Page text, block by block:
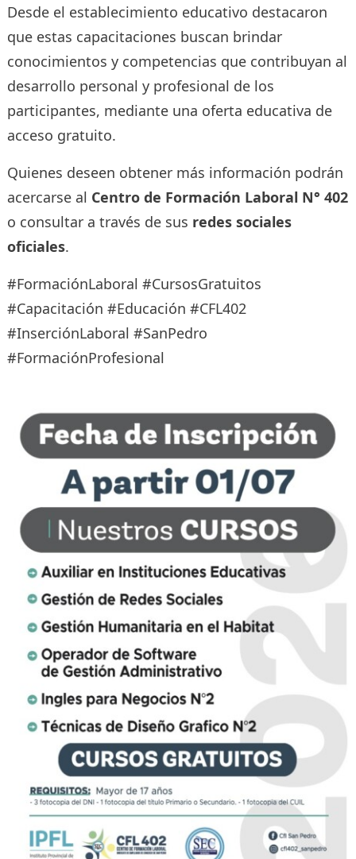
Desde el establecimiento educativo destacaron
que estas capacitaciones buscan brindar
conocimientos y competencias que contribuyan al
desarrollo personal y profesional de los
participantes, mediante una oferta educativa de
acceso gratuito.
Quienes deseen obtener más información podrán
acercarse al Centro de Formación Laboral N° 402
o consultar a través de sus redes sociales
oficiales.
#FormaciónLaboral #CursosGratuitos
#Capacitación #Educación #CFL402
#InserciónLaboral #SanPedro
#FormaciónProfesional